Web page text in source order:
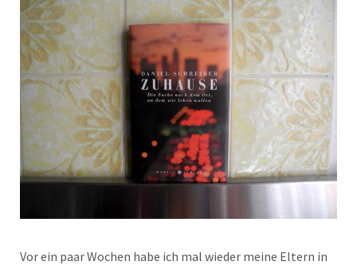
Vor ein paar Wochen habe ich mal wieder meine Eltern in